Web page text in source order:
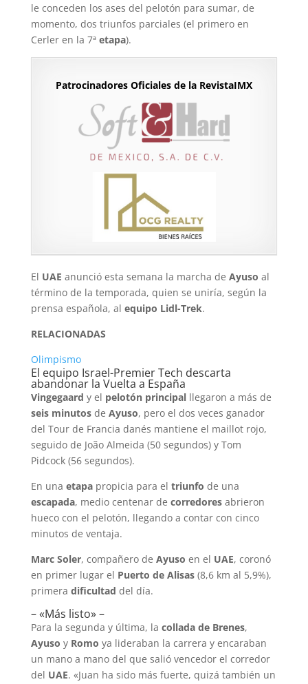
le conceden los ases del pelotón para sumar, de
momento, dos triunfos parciales (el primero en
Cerler en la 7ª etapa).
Patrocinadores Oficiales de la RevistaIMX
El UAE anunció esta semana la marcha de Ayuso al
término de la temporada, quien se uniría, según la
prensa española, al equipo Lidl-Trek.
RELACIONADAS
Olimpismo
El equipo Israel-Premier Tech descarta
abandonar la Vuelta a España
Vingegaard y el pelotón principalllegaron a más de
seis minutosde Ayuso, pero el dos veces ganador
del Tour de Francia danés mantiene el maillot rojo,
seguido de João Almeida (50 segundos) y Tom
Pidcock (56 segundos).
En una etapapropicia para el triunfo de una
escapada, medio centenar de corredoresabrieron
hueco con el pelotón, llegando a contar con cinco
minutos de ventaja.
Marc Soler, compañero de Ayuso en el UAE, coronó
en primer lugar el Puerto de Alisas(8,6 km al 5,9%),
primera dificultad del día.
– «Más listo» –
Para la segunda y última, la collada de Brenes,
Ayuso y Romo ya lideraban la carrera y encaraban
un mano a mano del que salió vencedor el corredor
del UAE. «Juan ha sido más fuerte, quizá también un